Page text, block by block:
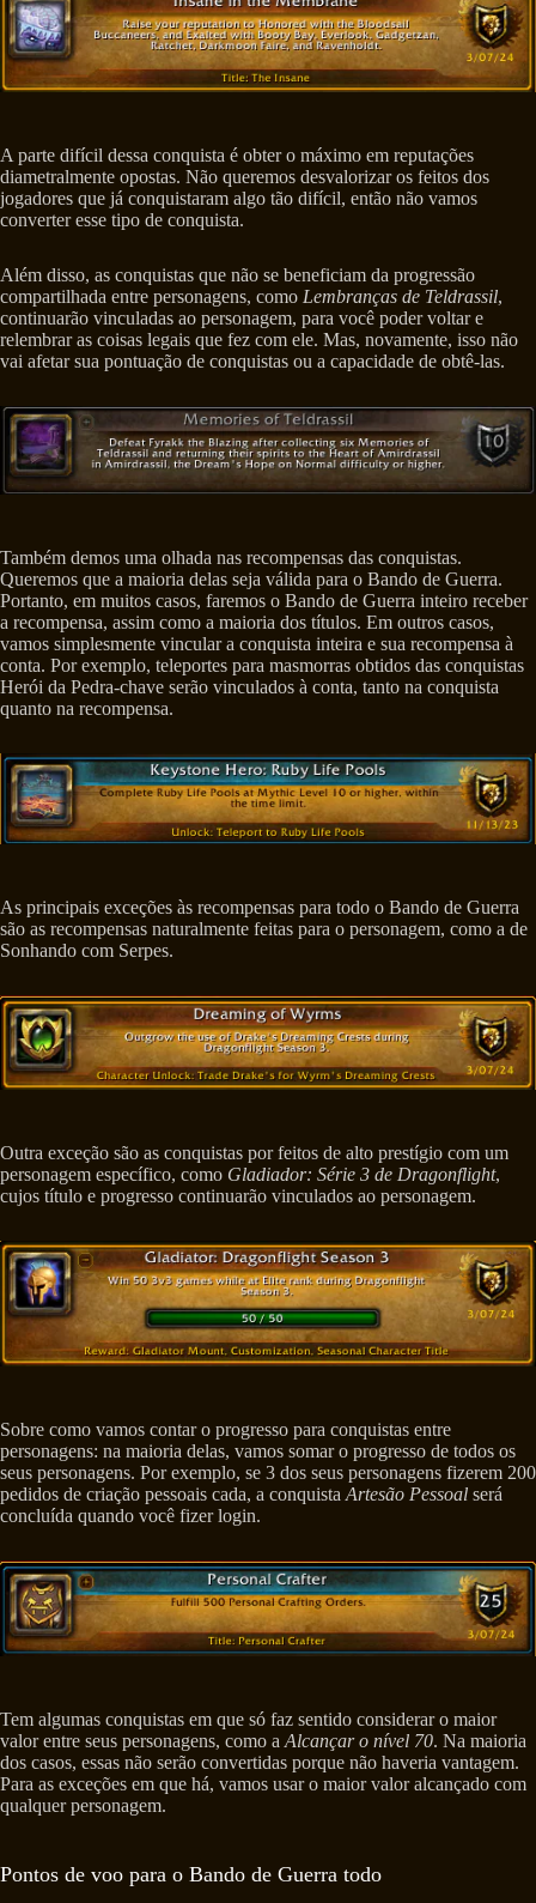
A parte difícil dessa conquista é obter o máximo em reputações
diametralmente opostas. Não queremos desvalorizar os feitos dos
jogadores que já conquistaram algo tão difícil, então não vamos
converter esse tipo de conquista.
Além disso, as conquistas que não se beneficiam da progressão
compartilhada entre personagens, como Lembranças de Teldrassil,
continuarão vinculadas ao personagem, para você poder voltar e
relembrar as coisas legais que fez com ele. Mas, novamente, isso não
vai afetar sua pontuação de conquistas ou a capacidade de obtê-las.
Também demos uma olhada nas recompensas das conquistas.
Queremos que a maioria delas seja válida para o Bando de Guerra.
Portanto, em muitos casos, faremos o Bando de Guerra inteiro receber
a recompensa, assim como a maioria dos títulos. Em outros casos,
vamos simplesmente vincular a conquista inteira e sua recompensa à
conta. Por exemplo, teleportes para masmorras obtidos das conquistas
Herói da Pedra-chave serão vinculados à conta, tanto na conquista
quanto na recompensa.
As principais exceções às recompensas para todo o Bando de Guerra
são as recompensas naturalmente feitas para o personagem, como a de
Sonhando com Serpes.
Outra exceção são as conquistas por feitos de alto prestígio com um
personagem específico, como Gladiador: Série 3 de Dragonflight,
cujos título e progresso continuarão vinculados ao personagem.
Sobre como vamos contar o progresso para conquistas entre
personagens: na maioria delas, vamos somar o progresso de todos os
seus personagens. Por exemplo, se 3 dos seus personagens fizerem 200
pedidos de criação pessoais cada, a conquista Artesão Pessoal será
concluída quando você fizer login.
Tem algumas conquistas em que só faz sentido considerar o maior
valor entre seus personagens, como a Alcançar o nível 70. Na maioria
dos casos, essas não serão convertidas porque não haveria vantagem.
Para as exceções em que há, vamos usar o maior valor alcançado com
qualquer personagem.
Pontos de voo para o Bando de Guerra todo